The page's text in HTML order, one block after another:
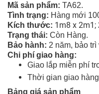
Mã sản phẩm: TA62.
Tình trạng: Hàng mới
Kích thước: 1m8 x 2m1;
Trạng thái: Còn Hàng.
Bảo hành: 2 năm, bảo trì
Chi phí giao hàng:
Giao lắp miễn phí
Thời gian giao
Bảng giá sản phẩm